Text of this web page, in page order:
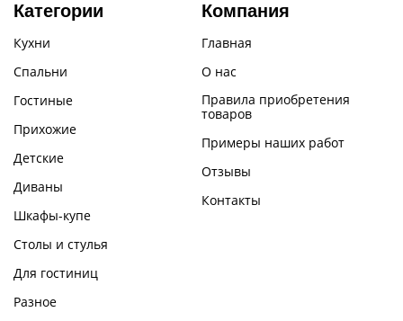
Категории
Кухни
Спальни
Гостиные
Прихожие
Детские
Диваны
Шкафы-купе
Столы и стулья
Для гостиниц
Разное
Компания
Главная
О нас
Правила приобретения
товаров
Примеры наших работ
Отзывы
Контакты